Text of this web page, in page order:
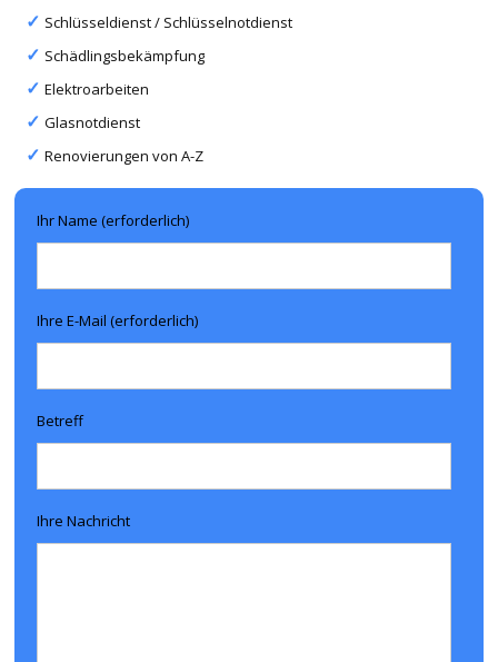
Schlüsseldienst / Schlüsselnotdienst
Schädlingsbekämpfung
Elektroarbeiten
Glasnotdienst
Renovierungen von A-Z
Ihr Name (erforderlich)
Ihre E-Mail (erforderlich)
Betreff
Ihre Nachricht